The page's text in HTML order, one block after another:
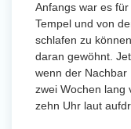
Anfangs war es
Tempel und von
schlafen zu
daran gewöhnt.
wenn der Nachbar
zwei Wochen lang
zehn Uhr laut